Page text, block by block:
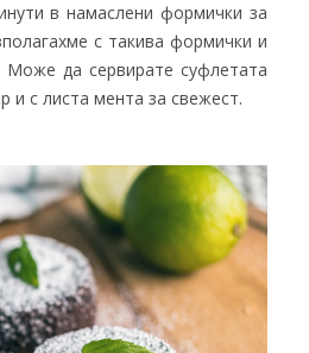
в намаслени формички за
с такива формички и
да сервирате суфлетата
и с листа мента за свежест.